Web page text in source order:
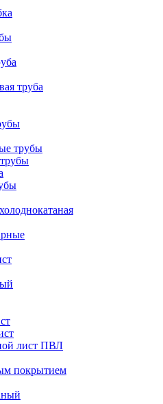
труба
трубы
лист ПВЛ
покрытием